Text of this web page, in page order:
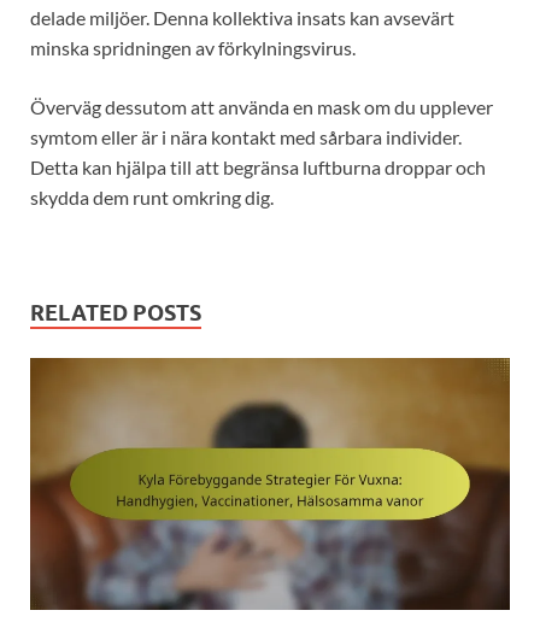
delade miljöer. Denna kollektiva insats kan avsevärt
minska spridningen av förkylningsvirus.
Överväg dessutom att använda en mask om du upplever
symtom eller är i nära kontakt med sårbara individer.
Detta kan hjälpa till att begränsa luftburna droppar och
skydda dem runt omkring dig.
RELATED POSTS